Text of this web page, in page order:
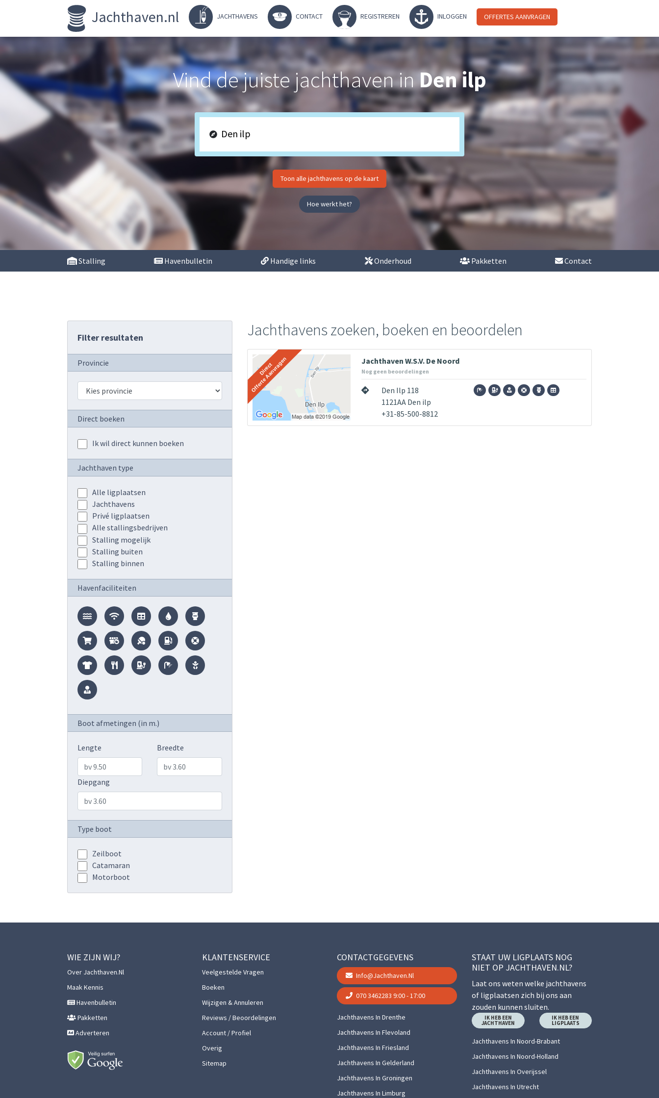
Jachthaven.nl JACHTHAVENS CONTACT REGISTREREN INLOGGEN OFFERTES AANVRAGEN
Vind de juiste jachthaven inDen ilp
Toon alle jachthavens op de kaart
Hoe werkt het?
Stalling Havenbulletin Handige links Onderhoud Pakketten Contact
Filter resultaten
Provincie
Direct boeken
Ik wil direct kunnen boeken
Jachthaven type
Alle ligplaatsen
Jachthavens
Privé ligplaatsen
Alle stallingsbedrijven
Stalling mogelijk
Stalling buiten
Stalling binnen
Havenfaciliteiten
Boot afmetingen (in m.)
Lengte Breedte
Diepgang
Type boot
Zeilboot
Catamaran
Motorboot
Jachthavens zoeken, boeken en beoordelen
Jachthaven W.S.V. De Noord
Nog geen beoordelingen
Den Ilp 118
1121AA Den ilp
+31-85-500-8812
WIE ZIJN WIJ?
Over Jachthaven.nl
Maak Kennis
Havenbulletin
Pakketten
Adverteren
KLANTENSERVICE
Veelgestelde Vragen
Boeken
Wijzigen & Annuleren
Reviews / Beoordelingen
Account / Profiel
Overig
Sitemap
CONTACTGEGEVENS
Info@jachthaven.nl
070 3462283 9:00 - 17:00
Jachthavens In Drenthe
Jachthavens In Flevoland
Jachthavens In Friesland
Jachthavens In Gelderland
Jachthavens In Groningen
Jachthavens In Limburg
STAAT UW LIGPLAATS NOG
NIET OP JACHTHAVEN.NL?
Laat ons weten welke jachthavens
of ligplaatsen zich bij ons aan
zouden kunnen sluiten.
IK HEB EEN
JACHTHAVEN
IK HEB EEN
LIGPLAATS
Jachthavens In Noord-Brabant
Jachthavens In Noord-Holland
Jachthavens In Overijssel
Jachthavens In Utrecht